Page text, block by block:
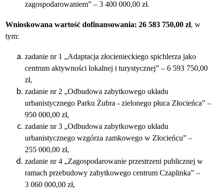
zagospodarowaniem” – 3 400 000,00 zł.
Wnioskowana wartość dofinansowania: 26 583 750,00 zł, w
tym:
zadanie nr 1 „Adaptacja złocienieckiego spichlerza jako
centrum aktywności lokalnej i turystycznej” – 6 593 750,00
zł,
zadanie nr 2 „Odbudowa zabytkowego układu
urbanistycznego Parku Żubra - zielonego płuca Złocieńca” –
950 000,00 zł,
zadanie nr 3 „Odbudowa zabytkowego układu
urbanistycznego wzgórza zamkowego w Złocieńcu” –
255 000,00 zł,
zadanie nr 4 „Zagospodarowanie przestrzeni publicznej w
ramach przebudowy zabytkowego centrum Czaplinka” –
3 060 000,00 zł,